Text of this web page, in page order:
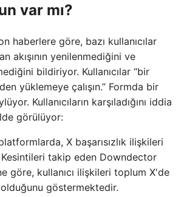
var mı?
haberlere göre, bazı kullanıcılar
akışının yenilenmediğini ve
bildiriyor. Kullanıcılar “bir
yüklemeye çalışın.” Formda bir
Kullanıcıların karşıladığını iddia
görülüyor:
X başarısızlık ilişkileri
Kesintileri takip eden Downdector
göre, kullanıcı ilişkileri toplum X'de
göstermektedir.